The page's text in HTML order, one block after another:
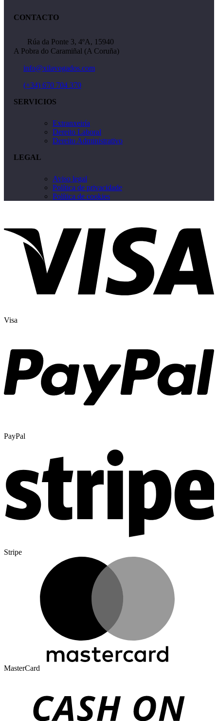
CONTACTO
Rúa da Ponte 3, 4ºA, 15940
A Pobra do Caramiñal (A Coruña)
info@xilavogados.com
(+34) 670 704 370
SERVICIOS
Extranxeiría
Dereito Laboral
Dereito Administrativo
LEGAL
Aviso legal
Política de privacidade
Política de cookies
Visa
PayPal
Stripe
MasterCard